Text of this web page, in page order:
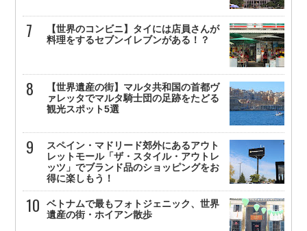
【世界のコンビニ】タイには店員さんが
料理をするセブンイレブンがある！？
【世界遺産の街】マルタ共和国の首都ヴ
ァレッタでマルタ騎士団の足跡をたどる
観光スポット5選
スペイン・マドリード郊外にあるアウト
レットモール「ザ・スタイル・アウトレ
ッツ」でブランド品のショッピングをお
得に楽しもう！
ベトナムで最もフォトジェニック、世界
遺産の街・ホイアン散歩